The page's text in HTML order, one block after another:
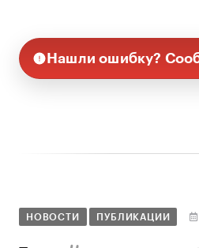
Нашли ошибку?
НОВОСТИ ПУБЛИКАЦИИ